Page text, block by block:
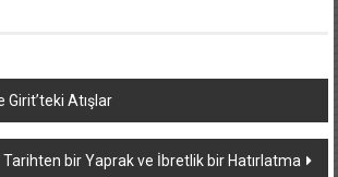
Tarihten bir Yaprak ve İbretlik bir Hatırlatma